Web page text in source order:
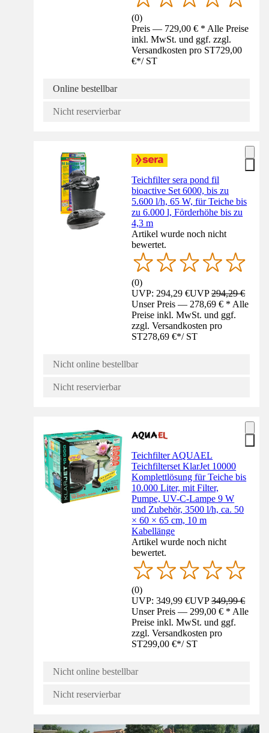
(0)
Preis — 729,00 € * Alle Preise
inkl. MwSt. und ggf. zzgl.
Versandkosten pro ST729,00
€*/ ST
Online bestellbar
Nicht reservierbar
Teichfilter sera pond fil
bioactive Set 6000, bis zu
5.600 l/h, 65 W, für Teiche bis
zu 6.000 l, Förderhöhe bis zu
4,3 m
Artikel wurde noch nicht
bewertet.
(0)
UVP: 294,29 €UVP294,29 €
Unser Preis — 278,69 € * Alle
Preise inkl. MwSt. und ggf.
zzgl. Versandkosten pro
ST278,69 €*/ ST
Nicht online bestellbar
Nicht reservierbar
Teichfilter AQUAEL
Teichfilterset KlarJet 10000
Komplettlösung für Teiche bis
10.000 Liter, mit Filter,
Pumpe, UV-C-Lampe 9 W
und Zubehör, 3500 l/h, ca. 50
× 60 × 65 cm, 10 m
Kabellänge
Artikel wurde noch nicht
bewertet.
(0)
UVP: 349,99 €UVP349,99 €
Unser Preis — 299,00 € * Alle
Preise inkl. MwSt. und ggf.
zzgl. Versandkosten pro
ST299,00 €*/ ST
Nicht online bestellbar
Nicht reservierbar